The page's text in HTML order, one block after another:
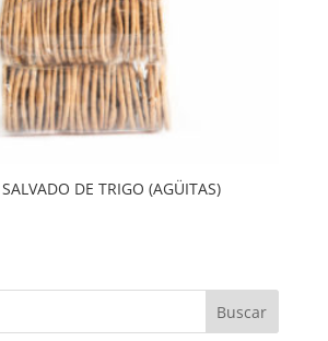
DE TRIGO (AGÜITAS)
Buscar